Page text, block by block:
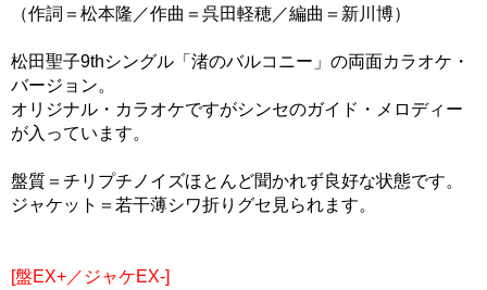
（作詞＝松本隆／作曲＝呉田軽穂／編曲＝新川博）
松田聖子9thシングル「渚のバルコニー」の両面カラオケ・
バージョン。
オリジナル・カラオケですがシンセのガイド・メロディー
が入っています。
盤質＝チリプチノイズほとんど聞かれず良好な状態です。
ジャケット＝若干薄シワ折りグセ見られます。
[盤EX+／ジャケEX-]